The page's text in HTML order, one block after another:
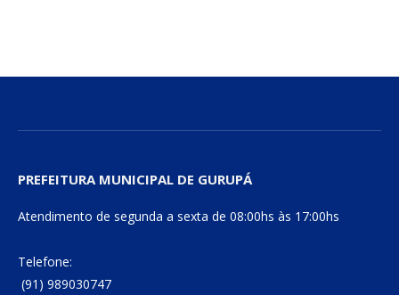
PREFEITURA MUNICIPAL DE GURUPÁ
Atendimento de segunda a sexta de 08:00hs às 17:00hs
Telefone:
(91) 989030747